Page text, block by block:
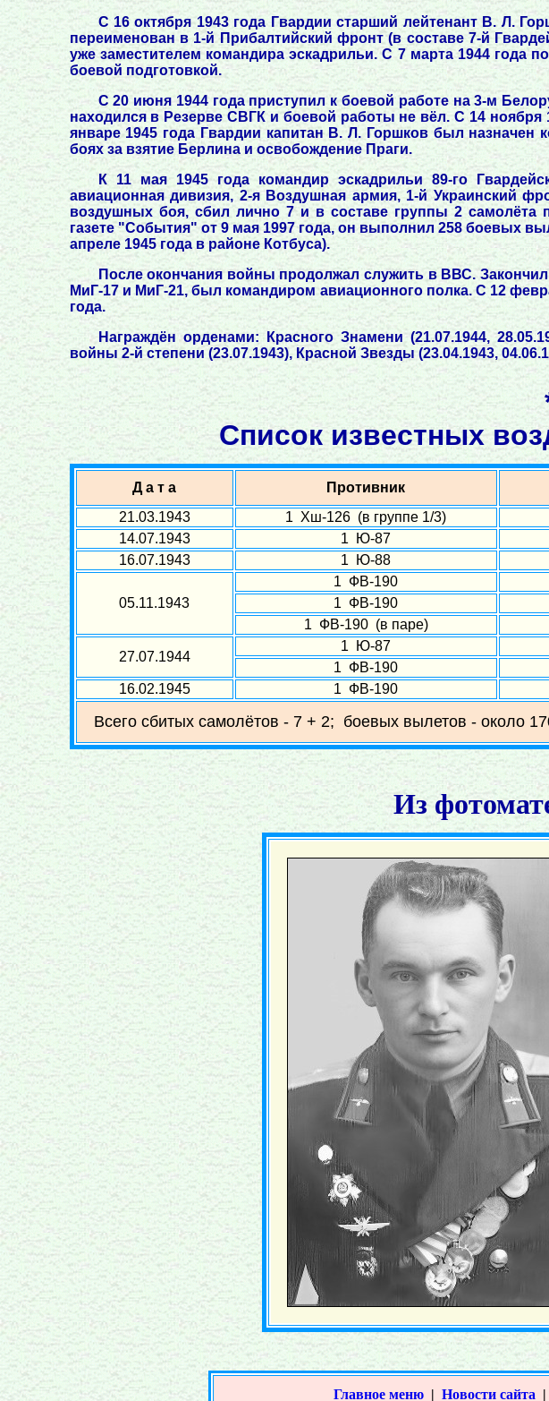
С 16 октября 1943 года Гвардии старший лейтенант В. Л.
переименован в 1-й Прибалтийский фронт (в составе 7-й
уже заместителем командира эскадрильи. С 7 марта 1944 года
боевой подготовкой.
С 20 июня 1944 года приступил к боевой работе на 3-м
находился в Резерве СВГК и боевой работы не вёл. С 14
январе 1945 года Гвардии капитан В. Л. Горшков был назначен
боях за взятие Берлина и освобождение Праги.
К 11 мая 1945 года командир эскадрильи 89-го
авиационная дивизия, 2-я Воздушная армия, 1-й Украинский
воздушных боя, сбил лично 7 и в составе группы 2 самолёта
газете "События" от 9 мая 1997 года, он выполнил 258 боевых
апреле 1945 года в районе Котбуса).
После окончания войны продолжал служить в ВВС.
МиГ-17 и МиГ-21, был командиром авиационного полка. С 12
года.
Награждён орденами: Красного Знамени (21.07.1944,
войны 2-й степени (23.07.1943), Красной Звезды (23.04.1943,
Список известных
Д а т а Противник
21.03.1943
1 Хш-126 (в группе 1/3)
14.07.1943 1 Ю-87
16.07.1943
1 Ю-88
05.11.1943
1 ФВ-190
1 ФВ-190
1 ФВ-190 (в паре)
27.07.1944
1 Ю-87
1 ФВ-190
16.02.1945
1 ФВ-190
Всего сбитых самолётов - 7 + 2; боевых вылетов - около
Из
Главное меню | Новости сайта |